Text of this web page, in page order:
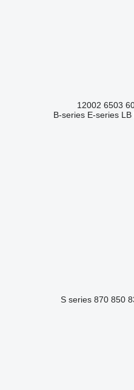
6503
12002
B-series E-series LB
850
870
S series